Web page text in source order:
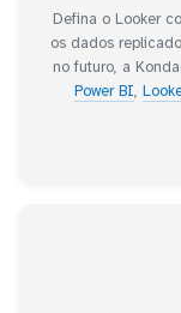
Defina o Looker
os dados
no futuro, a
Power BI,